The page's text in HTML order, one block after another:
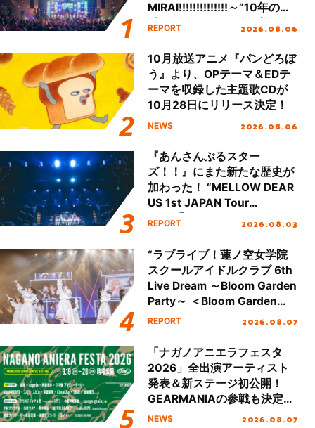
MIRAI!!!!!!!!!!!!!!～”10年の活
動を経てファイナルを迎える
REPORT 2026.08.06
10月放送アニメ『パンどろぼ
う』より、OPテーマ＆EDテ
ーマを収録した主題歌CDが
10月28日にリリース決定！
NEWS 2026.08.06
『あんさんぶるスター
ズ！！』にまた新たな歴史が
加わった！ “MELLOW DEAR
US 1st JAPAN Tour
Final「NICE to meet YOU
ート!!
REPORT 2026.08.03
“ラブライブ！蓮ノ空女学院
スクールアイドルクラブ 6th
Live Dream ～Bloom Garden
Party～ ＜Bloom Garden
Party Stage／埼玉公演＞”
REPORT 2026.08.07
「ナガノアニエラフェスタ
2026」全出演アーティスト
発表＆新ステージ初公開！
GEARMANIAの参戦も決定
し、初となる第3ステージの
NEWS 2026.08.07